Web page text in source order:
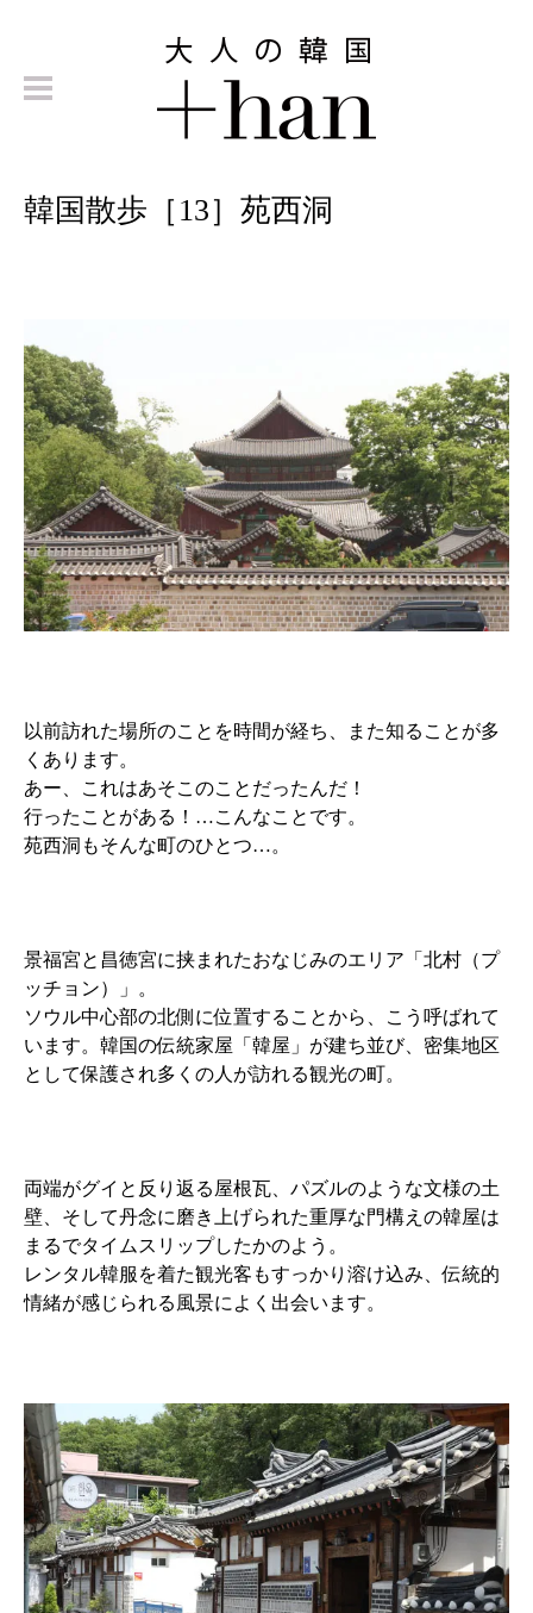
韓国散歩［13］苑西洞
以前訪れた場所のことを時間が経ち、また知ることが多
くあります。
あー、これはあそこのことだったんだ！
行ったことがある！…こんなことです。
苑西洞もそんな町のひとつ…。
景福宮と昌徳宮に挟まれたおなじみのエリア「北村（プ
ッチョン）」。
ソウル中心部の北側に位置することから、こう呼ばれて
います。韓国の伝統家屋「韓屋」が建ち並び、密集地区
として保護され多くの人が訪れる観光の町。
両端がグイと反り返る屋根瓦、パズルのような文様の土
壁、そして丹念に磨き上げられた重厚な門構えの韓屋は
まるでタイムスリップしたかのよう。
レンタル韓服を着た観光客もすっかり溶け込み、伝統的
情緒が感じられる風景によく出会います。